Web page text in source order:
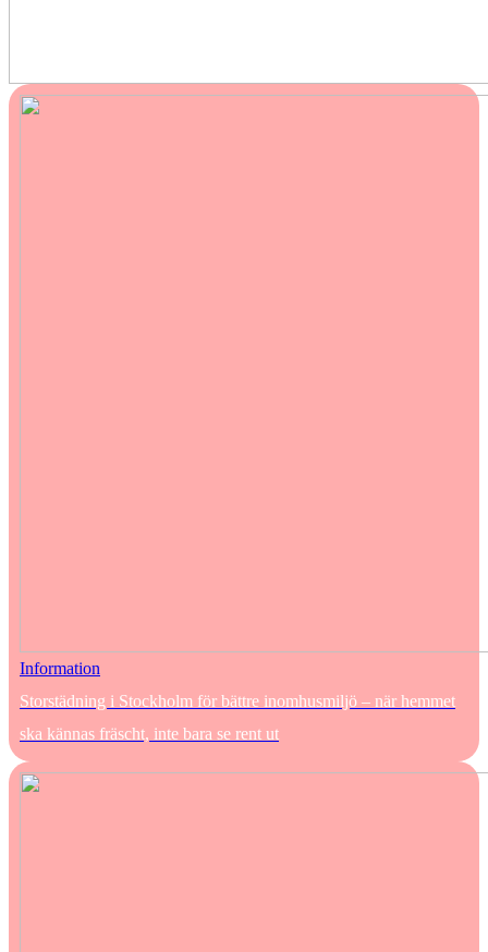
Information
Storstädning i Stockholm för bättre inomhusmiljö – när hemmet
ska kännas fräscht, inte bara se rent ut